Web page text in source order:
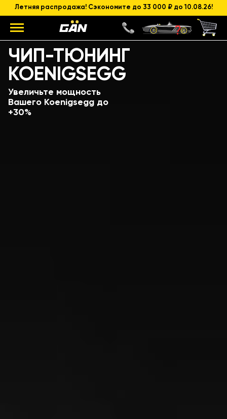
Летняя распродажа! Сэкономите до 33 000 ₽ до 10.08.26!
ЧИП-ТЮНИНГ
KOENIGSEGG
Увеличьте мощность
Вашего Koenigsegg до
+30%
Модель
Объем и мощность ДВС